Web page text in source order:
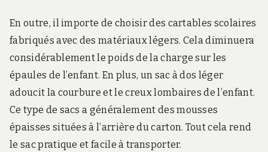
En outre, il importe de choisir des cartables scolaires
fabriqués avec des matériaux légers. Cela diminuera
considérablement le poids de la charge sur les
épaules de l’enfant. En plus, un sac à dos léger
adoucit la courbure et le creux lombaires de l’enfant.
Ce type de sacs a généralement des mousses
épaisses situées à l’arrière du carton. Tout cela rend
le sac pratique et facile à transporter.